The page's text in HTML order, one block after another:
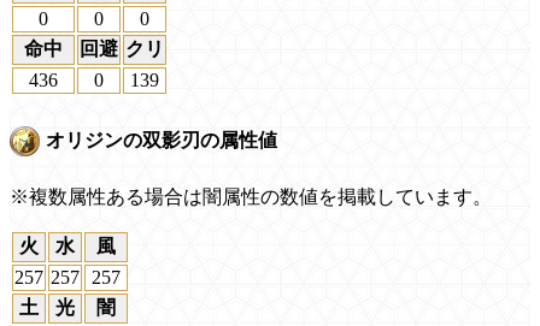
0
0
0
命中
回避 クリ
436
0 139
オリジンの双影刃の属性値
※複数属性ある場合は闇属性の数値を掲載しています。
火 水
風
257 257
257
土
光
闇